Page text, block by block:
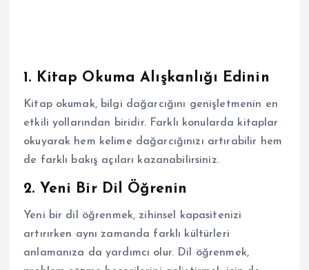
1. Kitap Okuma Alışkanlığı Edinin
Kitap okumak, bilgi dağarcığını genişletmenin en
etkili yollarından biridir. Farklı konularda kitaplar
okuyarak hem kelime dağarcığınızı artırabilir hem
de farklı bakış açıları kazanabilirsiniz.
2. Yeni Bir Dil Öğrenin
Yeni bir dil öğrenmek, zihinsel kapasitenizi
artırırken aynı zamanda farklı kültürleri
anlamanıza da yardımcı olur. Dil öğrenmek,